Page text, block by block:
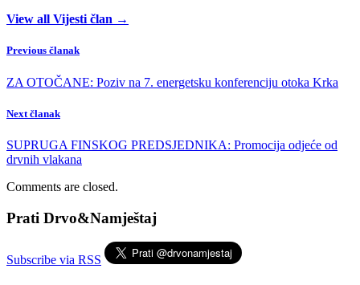
View all Vijesti član →
Previous članak
ZA OTOČANE: Poziv na 7. energetsku konferenciju otoka Krka
Next članak
SUPRUGA FINSKOG PREDSJEDNIKA: Promocija odjeće od
drvnih vlakana
Comments are closed.
Prati Drvo&Namještaj
Subscribe via RSS